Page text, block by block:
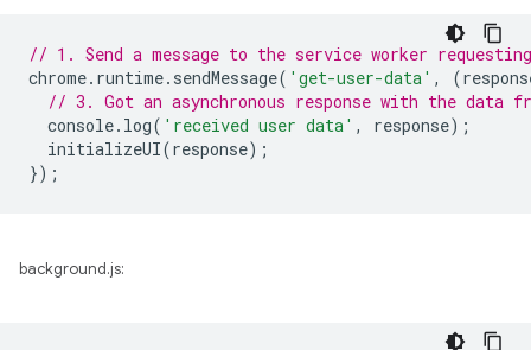
// 1. Send a message to the service worker
chrome. runtime. sendMessage( 'get-user-data' , (
// 3. Got an asynchronous response with the data
console. log( 'received user data' , response);
initializeUI(response);
});
background.js: